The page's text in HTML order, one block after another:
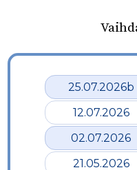
25.07.2026b
12.07.2026
02.07.2026
21.05.2026